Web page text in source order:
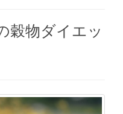
t
i
穀物ダイエッ